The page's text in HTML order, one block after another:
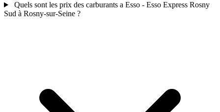
Quels sont les prix des carburants a Esso - Esso Express Rosny
Sud à Rosny-sur-Seine ?